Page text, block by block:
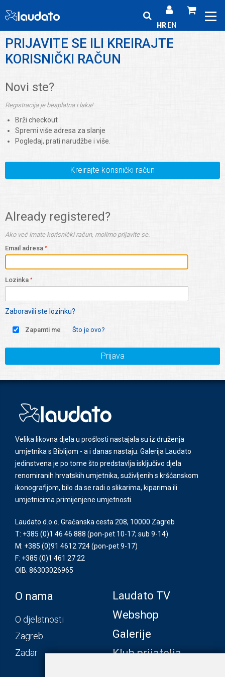
HR EN
PRIJAVITE SE ILI KREIRAJTE
KORISNIČKI RAČUN
Novi ste?
Registracija je besplatna i laka!
Brži checkout
Spremi više adresa za slanje
Pogledaj, prati narudžbe i više.
Kreirajte korisnički račun
Already registered?
Ako već imate korisnički račun, molimo prijavite se.
Email adresa
Lozinka
Zaboravili ste lozinku?
Zapamti me Što je ovo?
Prijava
Velika likovna djela u prošlosti nastajala su iz druženja
umjetnika s Biblijom - a i danas nastaju. Galerija Laudato
jedinstvena je po tome što predstavlja isključivo djela
renomiranih hrvatskih umjetnika, suživljenih s kršćanskom
ikonografijom, bilo da se radi o slikarima, kiparima ili
umjetnicima primijenjene umjetnosti.
Laudato d.o.o. Gračanska cesta 208, 10000 Zagreb
T: +385 (0)1 46 46 888 (pon-pet 10-17; sub 9-14)
M: +385 (0)91 4612 724(pon-pet 9-17)
F: +385 (0)1 461 27 22
OIB: 86303026965
O nama
O djelatnosti
Zagreb
Zadar
Laudato TV
Webshop
Galerije
Klub prijatelja